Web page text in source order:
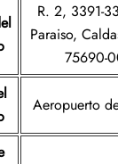
R. 2, 3391-
Paraiso,
75690-
Aeropuerto